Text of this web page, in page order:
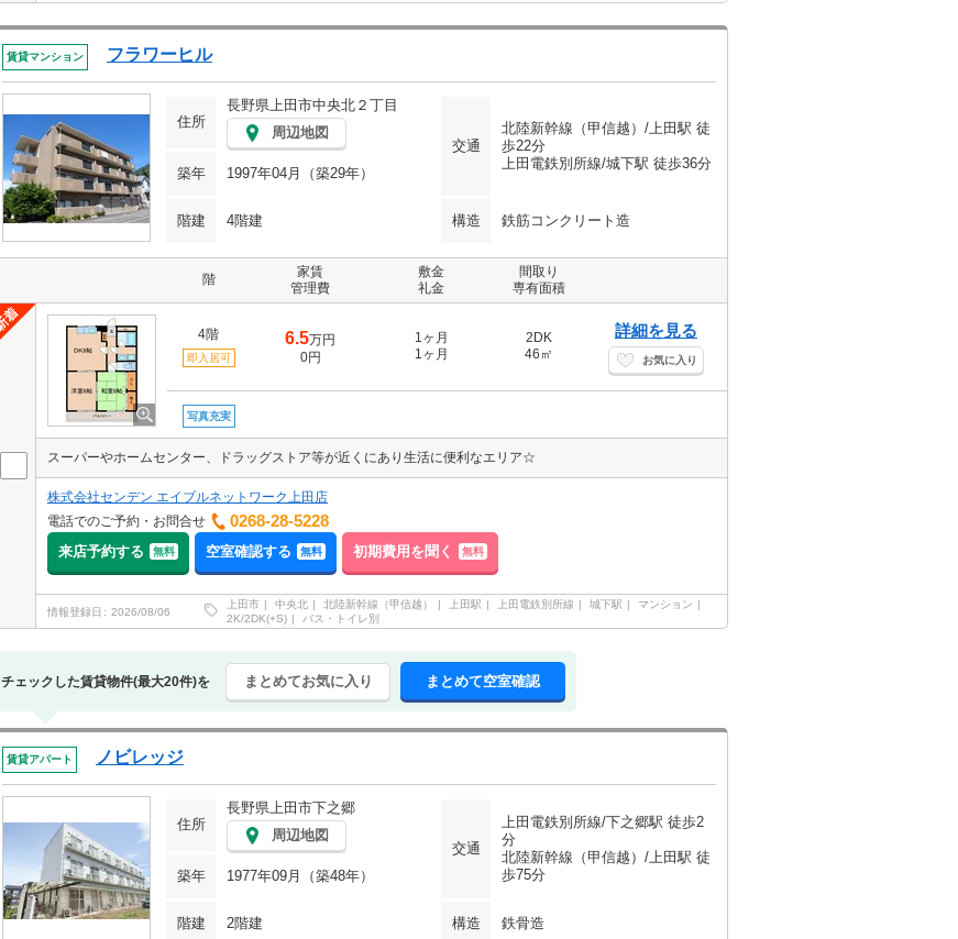
賃貸マンション フラワーヒル
住所
長野県上田市中央北２丁目
周辺地図
交通
北陸新幹線（甲信越）/上田駅 徒
歩22分
上田電鉄別所線/城下駅 徒歩36分
築年 1997年04月（築29年）
階建 4階建 構造 鉄筋コンクリート造
階
家賃
管理費
敷金
礼金
間取り
専有面積
4階
即入居可
6.5万円
0円
1ヶ月
1ヶ月
2DK
46㎡
詳細を見る
お気に入り
写真充実
スーパーやホームセンター、ドラッグストア等が近くにあり生活に便利なエリア☆
株式会社センデン エイブルネットワーク上田店
電話でのご予約・お問合せ
0268-28-5228
来店予約する 無料 空室確認する 無料 初期費用を聞く 無料
情報登録日 2026/08/06
上田市 中央北 北陸新幹線（甲信越） 上田駅 上田電鉄別所線 城下駅
マンション
2K/2DK(+S)
バス・トイレ別
チェックした賃貸物件(最大20件)を まとめてお気に入り まとめて空室確認
賃貸アパート ノビレッジ
住所
長野県上田市下之郷
周辺地図
交通
上田電鉄別所線/下之郷駅 徒歩2
分
北陸新幹線（甲信越）/上田駅 徒
歩75分
築年 1977年09月（築48年）
階建 2階建 構造 鉄骨造